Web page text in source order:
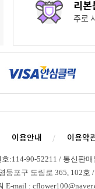
리본
주로
이용안내 이용약
:114-90-52211 / 통신판
등포구 도림로 365, 102호
E-mail :